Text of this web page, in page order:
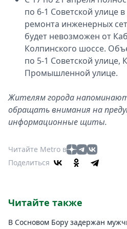
по 6-1 Советской улице
ремонта инженерных
будет невозможен от
Колпинского шоссе.
по 5-1 Советской улице,
Промышленной улице.
Жителям города
обращать внимания на
информационные щиты.
Читайте Metro в
Поделиться
Читайте также
В Сосновом Бору задержан